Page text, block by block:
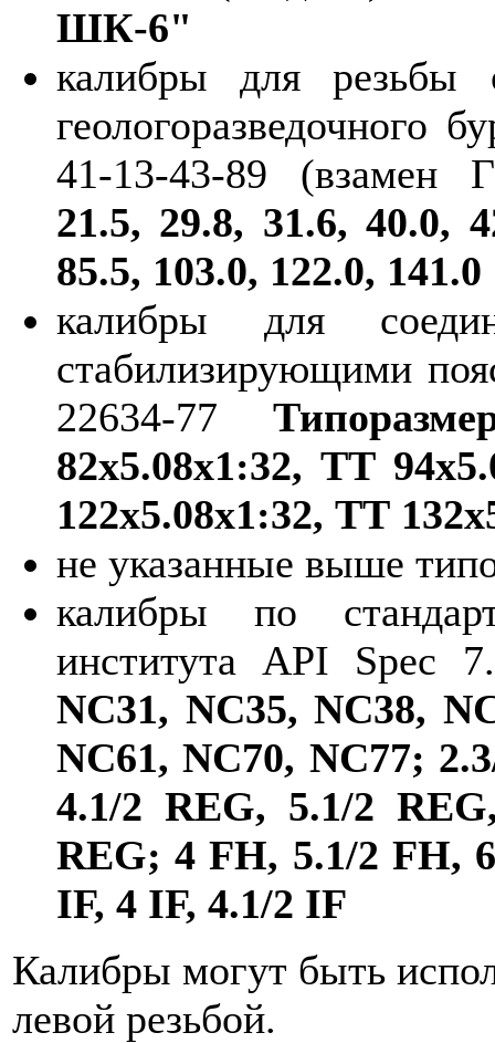
ШК-6"
калибры для резьбы
41-13-43-89
21.5, 29.8, 31.6, 40.0,
85.5, 103.0, 122.0, 141.0
калибры для
стабилизирующими
22634-77
82х5.08х1:32, ТТ
122х5.08х1:32, ТТ
не указанные выше
калибры по
института API Spec
NC31, NC35, NC38,
NC61, NC70, NC77;
4.1/2 REG, 5.1/2
REG; 4 FH, 5.1/2 FH,
IF, 4 IF, 4.1/2 IF
Калибры могут быть
левой резьбой.